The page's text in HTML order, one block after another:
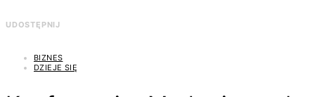
UDOSTĘPNIJ
BIZNES
DZIEJE SIĘ